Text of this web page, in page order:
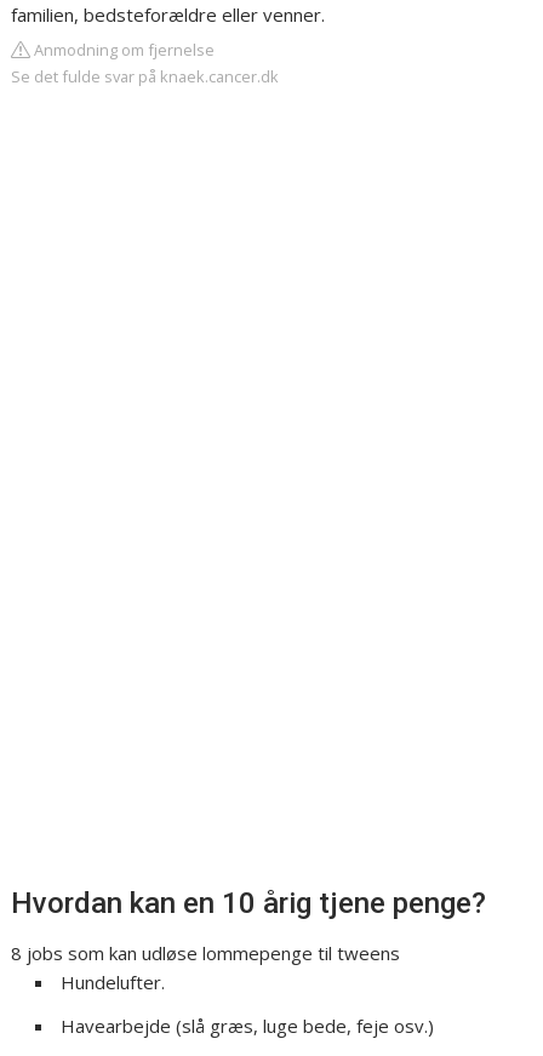
familien, bedsteforældre eller venner.
Anmodning om fjernelse
Se det fulde svar på knaek.cancer.dk
Hvordan kan en 10 årig tjene penge?
8 jobs som kan udløse lommepenge til tweens
Hundelufter.
Havearbejde (slå græs, luge bede, feje osv.)